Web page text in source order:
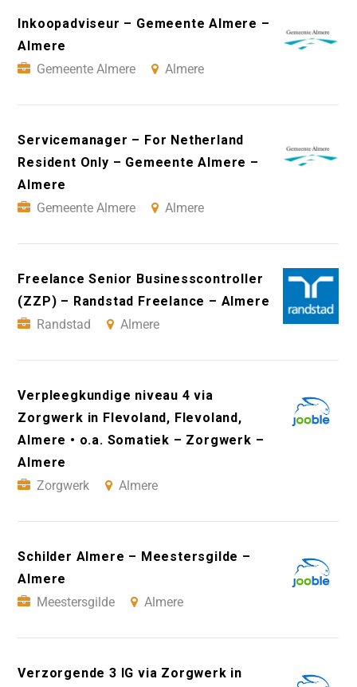
Inkoopadviseur – Gemeente Almere –
Almere
Gemeente Almere
Almere
Servicemanager – For Netherland
Resident Only – Gemeente Almere –
Almere
Gemeente Almere
Almere
Freelance Senior Businesscontroller
(ZZP) – Randstad Freelance – Almere
Randstad
Almere
Verpleegkundige niveau 4 via
Zorgwerk in Flevoland, Flevoland,
Almere • o.a. Somatiek – Zorgwerk –
Almere
Zorgwerk
Almere
Schilder Almere – Meestersgilde –
Almere
Meestersgilde
Almere
Verzorgende 3 IG via Zorgwerk in